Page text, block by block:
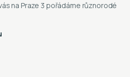
na Praze 3 pořádáme různorodé